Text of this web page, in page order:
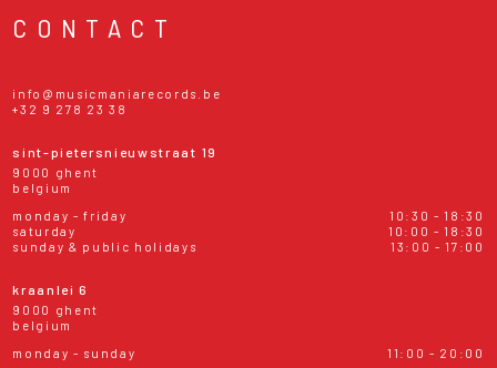
CONTACT
info@musicmaniarecords.be
+32 9 278 23 38
sint-pietersnieuwstraat 19
9000 ghent
belgium
monday - friday
10:30 - 18:30
saturday
10:00 - 18:30
sunday & public holidays
13:00 - 17:00
kraanlei 6
9000 ghent
belgium
monday - sunday
11:00 - 20:00